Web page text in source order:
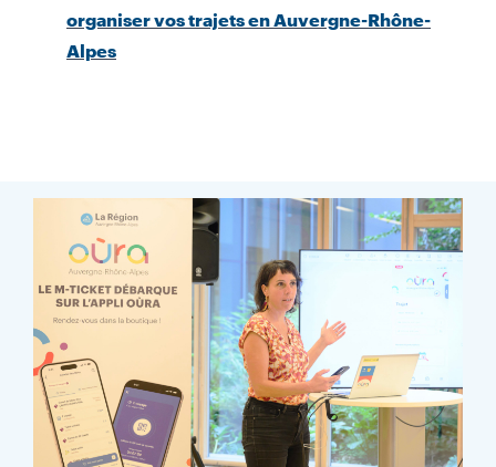
organiser vos trajets en Auvergne-Rhône-
Alpes